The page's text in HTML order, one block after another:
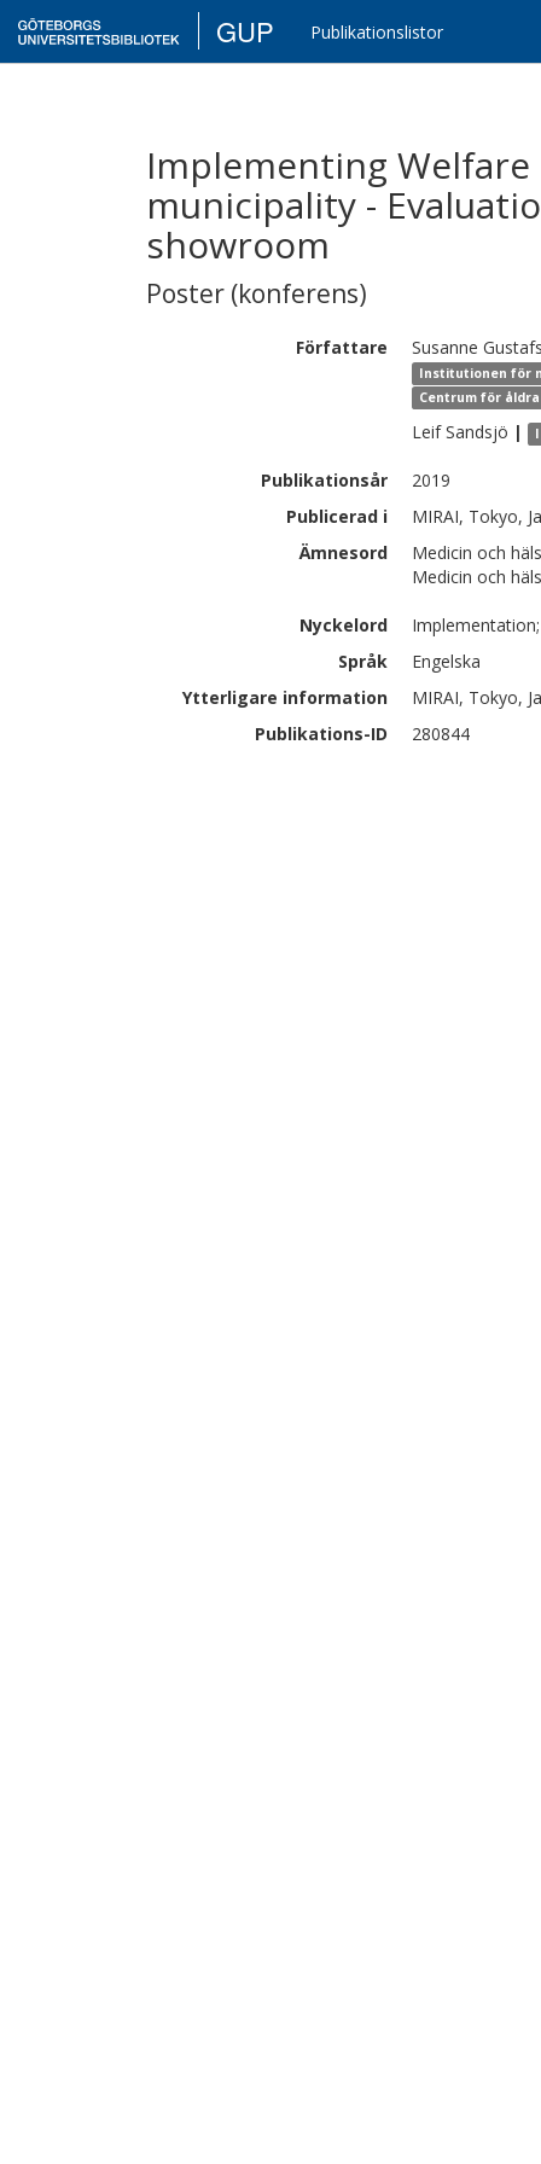
GUP Publikationslistor
Implementing
municipality -
showroom
Poster (konferens)
Författare Susanne
Institutionen för
Centrum för
Leif Sandsjö |
Publikationsår
2019
Publicerad i
MIRAI, Tokyo,
Ämnesord
Medicin och
Medicin och
Nyckelord
Språk
Engelska
Ytterligare information
MIRAI, Tokyo,
Publikations-ID
280844